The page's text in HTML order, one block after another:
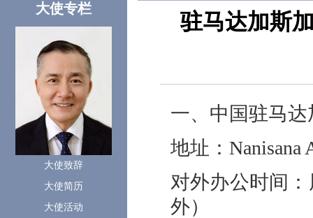
大使专栏
大使致辞
大使简历
大使活动
驻马达加斯
一、中国驻马
地址：Nanisana
对外办公时间
外）